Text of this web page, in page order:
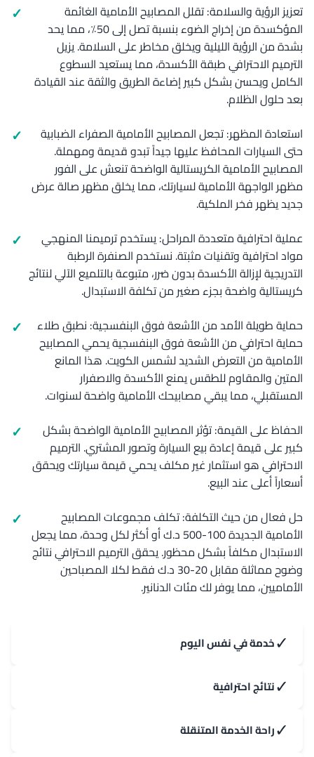
تعزيز الرؤية والسلامة: تقلل المصابيح الأمامية الغائمة
المؤكسدة من إخراج الضوء بنسبة تصل إلى 50٪، مما يحد
بشدة من الرؤية الليلية ويخلق مخاطر على السلامة. يزيل
الترميم الاحترافي طبقة الأكسدة، مما يستعيد السطوع
الكامل ويحسن بشكل كبير إضاءة الطريق والثقة عند القيادة
بعد حلول الظلام.
استعادة المظهر: تجعل المصابيح الأمامية الصفراء الضبابية
حتى السيارات المحافظ عليها جيداً تبدو قديمة ومهملة.
المصابيح الأمامية الكريستالية الواضحة تنعش على الفور
مظهر الواجهة الأمامية لسيارتك، مما يخلق مظهر صالة عرض
جديد يظهر فخر الملكية.
عملية احترافية متعددة المراحل: يستخدم ترميمنا المنهجي
مواد احترافية وتقنيات مثبتة. نستخدم الصنفرة الرطبة
التدريجية لإزالة الأكسدة بدون ضرر، متبوعة بالتلميع الآلي لنتائج
كريستالية واضحة بجزء صغير من تكلفة الاستبدال.
حماية طويلة الأمد من الأشعة فوق البنفسجية: نطبق طلاء
حماية احترافي من الأشعة فوق البنفسجية يحمي المصابيح
الأمامية من التعرض الشديد لشمس الكويت. هذا المانع
المتين والمقاوم للطقس يمنع الأكسدة والاصفرار
المستقبلي، مما يبقي مصابيحك الأمامية واضحة لسنوات.
الحفاظ على القيمة: تؤثر المصابيح الأمامية الواضحة بشكل
كبير على قيمة إعادة بيع السيارة وتصور المشتري. الترميم
الاحترافي هو استثمار غير مكلف يحمي قيمة سيارتك ويحقق
أسعاراً أعلى عند البيع.
حل فعال من حيث التكلفة: تكلف مجموعات المصابيح
الأمامية الجديدة 100-500 د.ك أو أكثر لكل وحدة، مما يجعل
الاستبدال مكلفاً بشكل محظور. يحقق الترميم الاحترافي نتائج
وضوح مماثلة مقابل 20-30 د.ك فقط لكلا المصباحين
الأماميين، مما يوفر لك مئات الدنانير.
✓خدمة في نفس اليوم
✓نتائج احترافية
✓راحة الخدمة المتنقلة